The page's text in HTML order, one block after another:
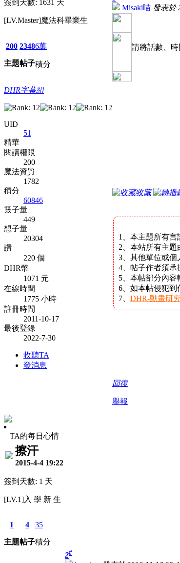
簽到天數: 1631 天
[LV.Master]魔法科畢業生
200
主題
2348
帖子
6萬
積分
DHR字幕組
UID
51
精華
閱讀權限
200
魔法資質
1782
積分
60846
靈子量
449
想子量
20304
讚
220 個
DHR幣
1071 元
在線時間
1775 小時
註冊時間
2011-10-17
最後登錄
2022-7-30
收聽TA
發消息
Misaki喵 發表於
請將話數、時
收藏
1、本主題所有
2、本站所有主
3、其他單位或個
4、帖子作者須
5、本帖部分內
6、如本帖侵犯
7、 DHR-動畫研
回復
舉報
TA的每日心情
擦汗
2015-4-4 19:22
簽到天數: 1 天
[LV.1]入 學 新 生
1
主題
4
帖子
35
積分
2#